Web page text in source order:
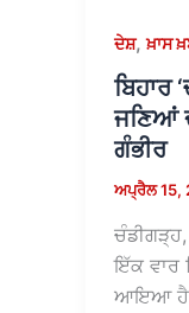
ਦੇਸ਼,ਖ਼ਾਸ
ਬਿਹਾਰ
ਜਣਿਆਂ
ਗੰਭੀਰ
ਅਪ੍ਰੈਲ 15,
ਇੱਕ ਵਾਰ
ਆਇਆ ਹੈ।